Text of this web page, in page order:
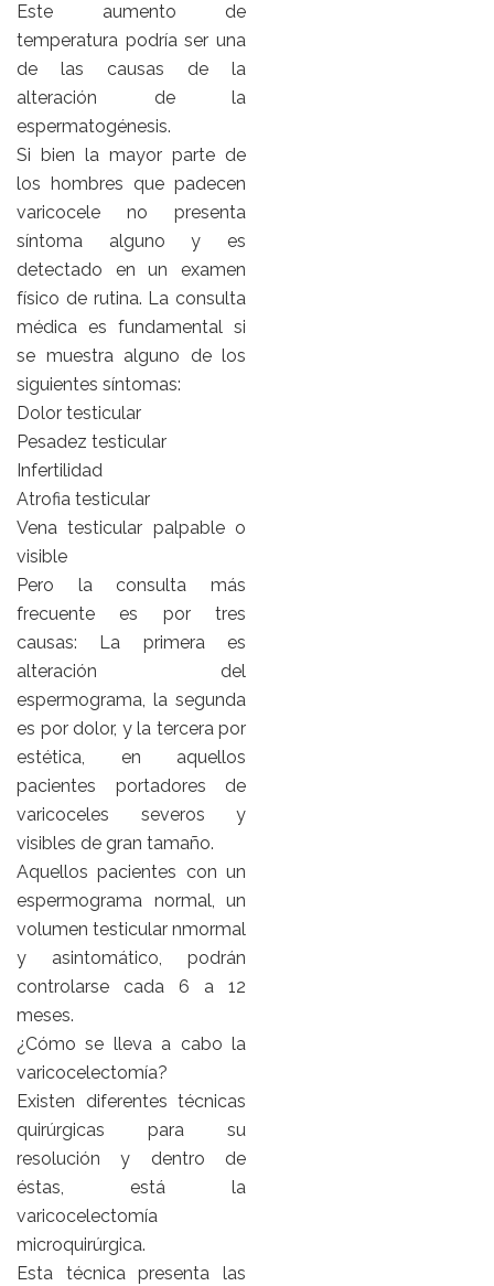
Este aumento de
temperatura podría ser una
de las causas de la
alteración de la
espermatogénesis.
Si bien la mayor parte de
los hombres que padecen
varicocele no presenta
síntoma alguno y es
detectado en un examen
físico de rutina. La consulta
médica es fundamental si
se muestra alguno de los
siguientes síntomas:
Dolor testicular
Pesadez testicular
Infertilidad
Atrofia testicular
Vena testicular palpable o
visible
Pero la consulta más
frecuente es por tres
causas: La primera es
alteración del
espermograma, la segunda
es por dolor, y la tercera por
estética, en aquellos
pacientes portadores de
varicoceles severos y
visibles de gran tamaño.
Aquellos pacientes con un
espermograma normal, un
volumen testicular nmormal
y asintomático, podrán
controlarse cada 6 a 12
meses.
¿Cómo se lleva a cabo la
varicocelectomía?
Existen diferentes técnicas
quirúrgicas para su
resolución y dentro de
éstas, está la
varicocelectomía
microquirúrgica.
Esta técnica presenta las